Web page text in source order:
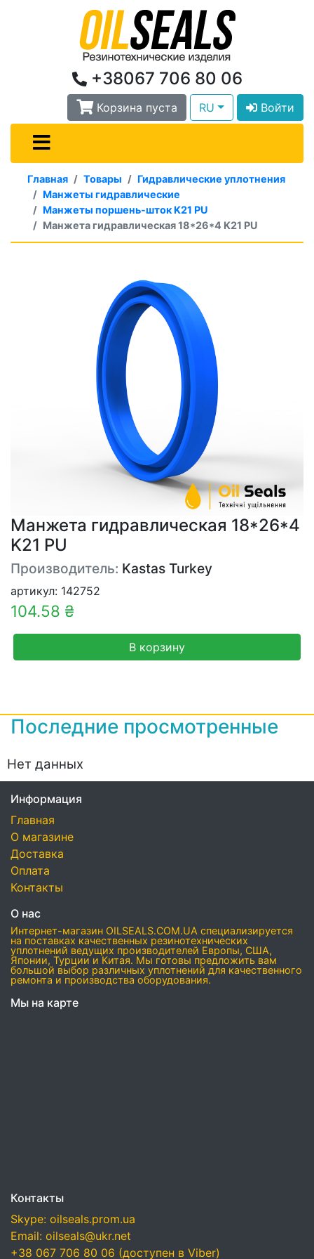
+38067 706 80 06
Корзина пуста RU Войти
Главная Товары
Гидравлические уплотнения
Манжеты гидравлические
Манжеты поршень-шток K21 PU
Манжета гидравлическая 18*26*4 K21 PU
Манжета гидравлическая 18*26*4
K21 PU
Производитель: Kastas Turkey
артикул: 142752
104.58 ₴
В корзину
Последние просмотренные
Нет данных
Информация
Главная
О магазине
Доставка
Оплата
Контакты
О нас
Интернет-магазин OILSEALS.COM.UA специализируется
на поставках качественных резинотехнических
уплотнений ведущих производителей Европы, США,
Японии, Турции и Китая. Мы готовы предложить вам
большой выбор различных уплотнений для качественного
ремонта и производства оборудования.
Мы на карте
Контакты
Skype: oilseals.prom.ua
Email: oilseals@ukr.net
+38 067 706 80 06 (доступен в Viber)